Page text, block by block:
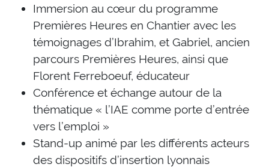
Immersion au cœur du programme
Premières Heures en Chantier avec les
témoignages d’Ibrahim, et Gabriel, ancien
parcours Premières Heures, ainsi que
Florent Ferreboeuf, éducateur
Conférence et échange autour de la
thématique « l’IAE comme porte d’entrée
vers l’emploi »
Stand-up animé par les différents acteurs
des dispositifs d’insertion lyonnais